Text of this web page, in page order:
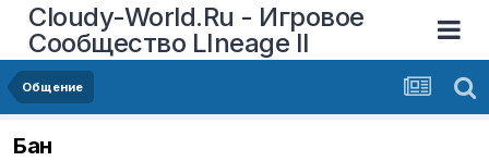
Cloudy-World.Ru - Игровое
Сообщество LIneage II
Общение
Бан